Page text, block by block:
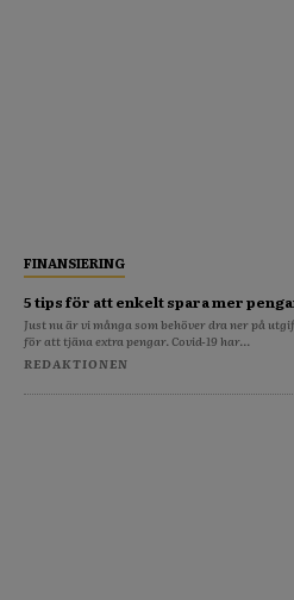
FINANSIERING
5 tips för att enkelt spara mer
Just nu är vi många som behöver dra ner på
för att tjäna extra pengar. Covid-19 har...
REDAKTIONEN